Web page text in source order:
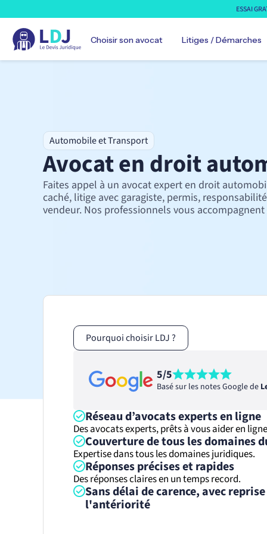
ESSAI
Choisir son avocat
Avocat droit automobile
Avocat droit transports
Famille
Avocat droit des mineurs
Avocat droit famille
Avocat expert divorce
Avocat droit fiscal
Avocat droit sociétés
Litiges / Démarches
Automobile et Transport
Avocat en droit
Faites appel à un avocat expert en droit
caché, litige avec garagiste, permis,
vendeur. Nos professionnels vous
Pourquoi choisir LDJ ?
5/5
Basé sur les notes Google de
Réseau d’avocats experts en ligne
Des avocats experts, prêts à vous aider en
Couverture de tous les domaines
Expertise dans tous les domaines juridiques.
Réponses précises et rapides
Des réponses claires en un temps record.
Sans délai de carence, avec
l'antériorité